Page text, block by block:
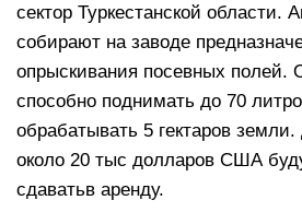
сектор Туркестанской области.
собирают на заводе
опрыскивания посевных полей.
способно поднимать до 70
обрабатывать 5 гектаров
около 20 тыс долларов США
сдаватьв аренду.